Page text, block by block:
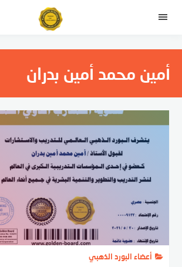
أمين محمد أمين بدران
أعضاء البورد الذهبي